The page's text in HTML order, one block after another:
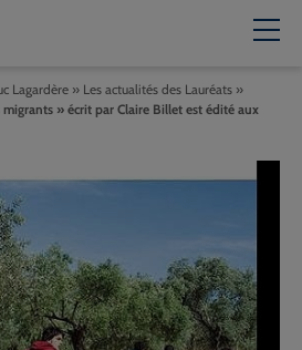
Lagardère » Les actualités des Lauréats »
» écrit par Claire Billet est édité aux